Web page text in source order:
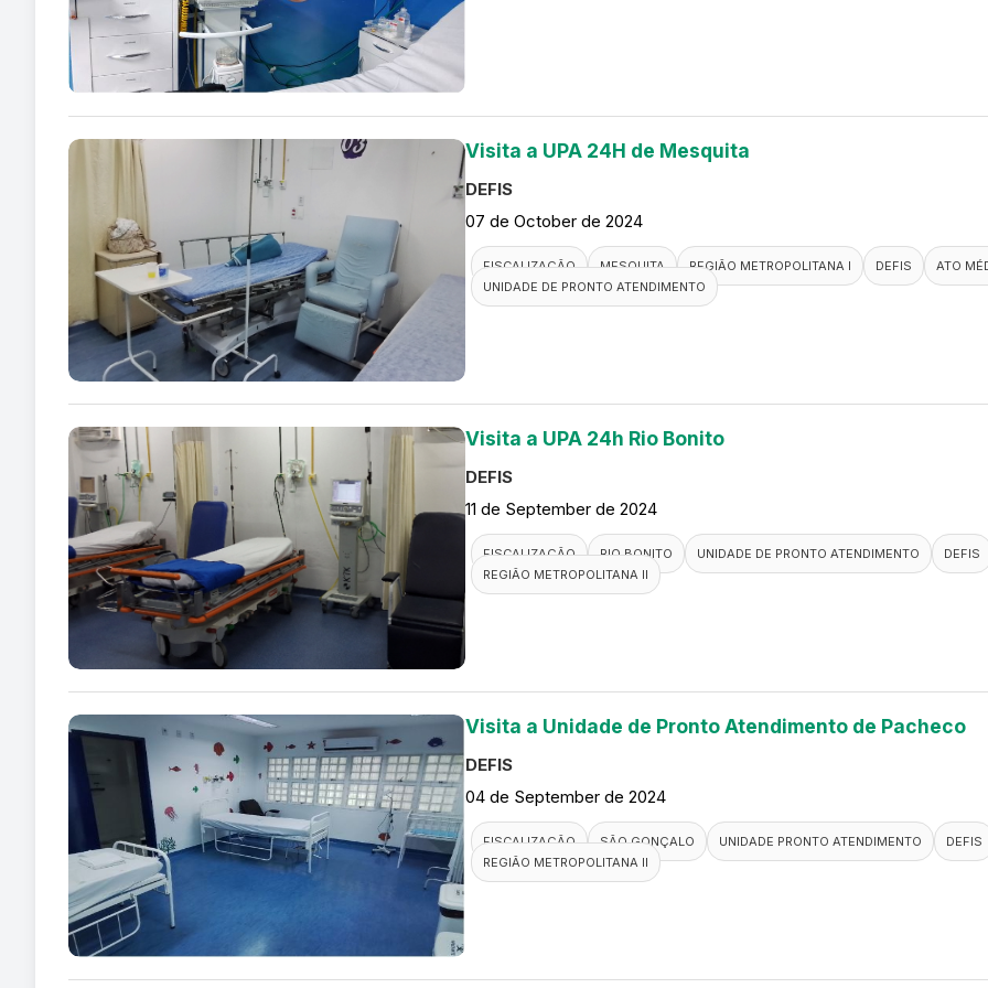
Visita a UPA 24H de Mesquita
DEFIS
07 de October de 2024
FISCALIZAÇÃO MESQUITA REGIÃO METROPOLITANA I DEFIS
ATO
UNIDADE DE PRONTO ATENDIMENTO
Visita a UPA 24h Rio Bonito
DEFIS
11 de September de 2024
FISCALIZAÇÃO RIO BONITO UNIDADE DE PRONTO ATENDIMENTO
DEFIS
REGIÃO METROPOLITANA II
Visita a Unidade de Pronto Atendimento de Pacheco
DEFIS
04 de September de 2024
FISCALIZAÇÃO SÃO GONÇALO UNIDADE PRONTO ATENDIMENTO
DEFIS
REGIÃO METROPOLITANA II